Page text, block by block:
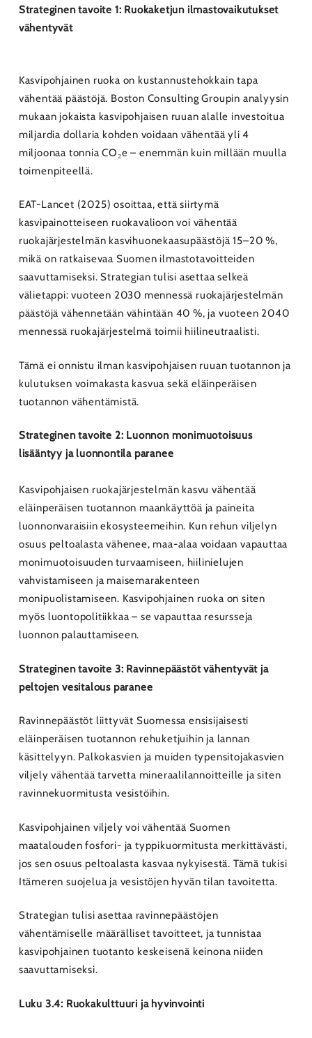
Strateginen tavoite 1: Ruokaketjun ilmastovaikutukset
vähentyvät
Kasvipohjainen ruoka on kustannustehokkain tapa
vähentää päästöjä. Boston Consulting Groupin analyysin
mukaan jokaista kasvipohjaisen ruuan alalle investoitua
miljardia dollaria kohden voidaan vähentää yli 4
miljoonaa tonnia CO₂e – enemmän kuin millään muulla
toimenpiteellä.
EAT-Lancet (2025) osoittaa, että siirtymä
kasvipainotteiseen ruokavalioon voi vähentää
ruokajärjestelmän kasvihuonekaasupäästöjä 15–20 %,
mikä on ratkaisevaa Suomen ilmastotavoitteiden
saavuttamiseksi. Strategian tulisi asettaa selkeä
välietappi: vuoteen 2030 mennessä ruokajärjestelmän
päästöjä vähennetään vähintään 40 %, ja vuoteen 2040
mennessä ruokajärjestelmä toimii hiilineutraalisti.
Tämä ei onnistu ilman kasvipohjaisen ruuan tuotannon ja
kulutuksen voimakasta kasvua sekä eläinperäisen
tuotannon vähentämistä.
Strateginen tavoite 2: Luonnon monimuotoisuus
lisääntyy ja luonnontila paranee
Kasvipohjaisen ruokajärjestelmän kasvu vähentää
eläinperäisen tuotannon maankäyttöä ja paineita
luonnonvaraisiin ekosysteemeihin. Kun rehun viljelyn
osuus peltoalasta vähenee, maa-alaa voidaan vapauttaa
monimuotoisuuden turvaamiseen, hiilinielujen
vahvistamiseen ja maisemarakenteen
monipuolistamiseen. Kasvipohjainen ruoka on siten
myös luontopolitiikkaa – se vapauttaa resursseja
luonnon palauttamiseen.
Strateginen tavoite 3: Ravinnepäästöt vähentyvät ja
peltojen vesitalous paranee
Ravinnepäästöt liittyvät Suomessa ensisijaisesti
eläinperäisen tuotannon rehuketjuihin ja lannan
käsittelyyn. Palkokasvien ja muiden typensitojakasvien
viljely vähentää tarvetta mineraalilannoitteille ja siten
ravinnekuormitusta vesistöihin.
Kasvipohjainen viljely voi vähentää Suomen
maatalouden fosfori- ja typpikuormitusta merkittävästi,
jos sen osuus peltoalasta kasvaa nykyisestä. Tämä tukisi
Itämeren suojelua ja vesistöjen hyvän tilan tavoitetta.
Strategian tulisi asettaa ravinnepäästöjen
vähentämiselle määrälliset tavoitteet, ja tunnistaa
kasvipohjainen tuotanto keskeisenä keinona niiden
saavuttamiseksi.
Luku 3.4: Ruokakulttuuri ja hyvinvointi